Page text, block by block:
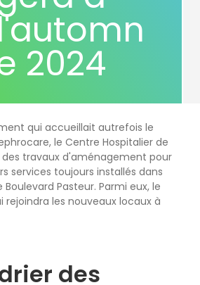
2024
qui accueillait autrefois le
le Centre Hospitalier de
des travaux d'aménagement pour
services toujours installés dans
Pasteur. Parmi eux, le
les nouveaux locaux à
des